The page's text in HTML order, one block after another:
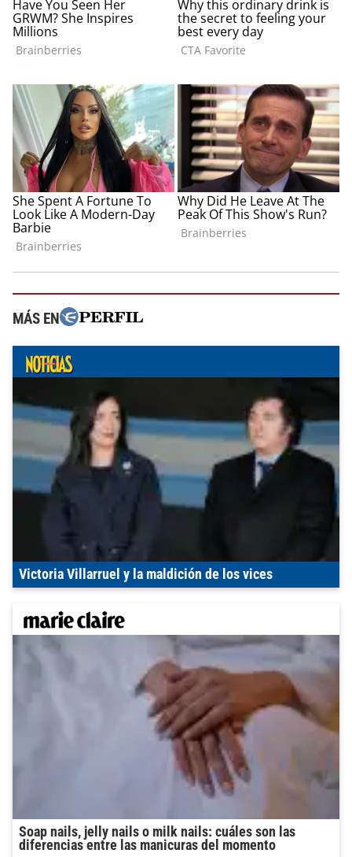
MÁS EN
Victoria Villarruel y la maldición de los vices
Soap nails, jelly nails o milk nails: cuáles son las
diferencias entre las manicuras del momento